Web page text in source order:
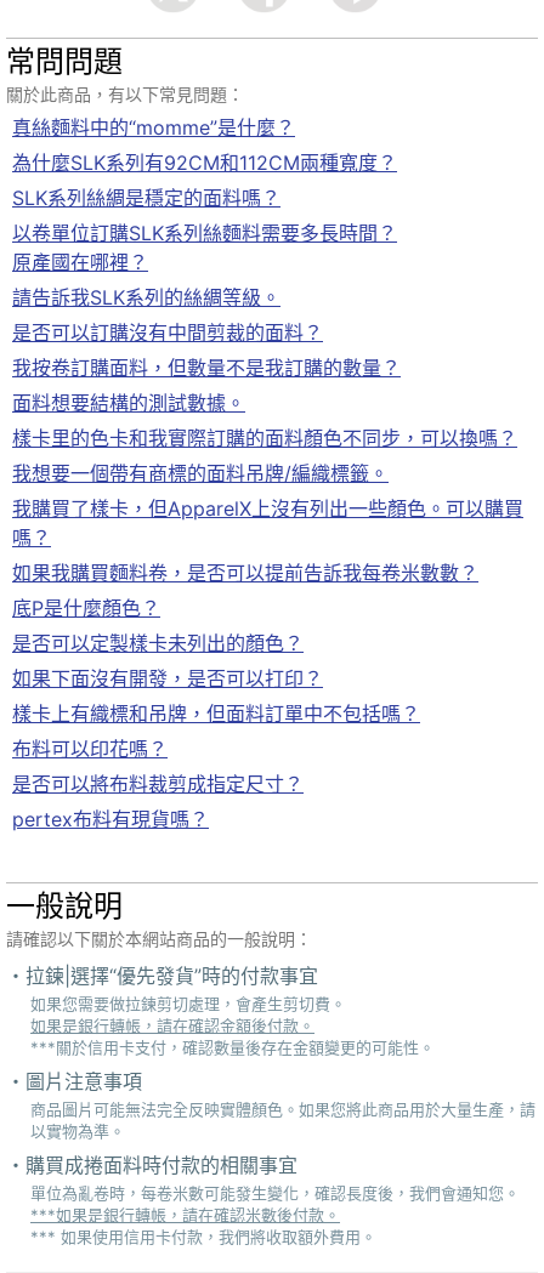
常問問題
關於此商品，有以下常見問題：
真絲麵料中的“momme”是什麼？
為什麼SLK系列有92CM和112CM兩種寬度？
SLK系列絲綢是穩定的面料嗎？
以卷單位訂購SLK系列絲麵料需要多長時間？
原產國在哪裡？
請告訴我SLK系列的絲綢等級。
是否可以訂購沒有中間剪裁的面料？
我按卷訂購面料，但數量不是我訂購的數量？
面料想要結構的測試數據。
樣卡里的色卡和我實際訂購的面料顏色不同步，可以換嗎？
我想要一個帶有商標的面料吊牌/編織標籤。
我購買了樣卡，但ApparelX上沒有列出一些顏色。可以購買
嗎？
如果我購買麵料卷，是否可以提前告訴我每卷米數數？
底P是什麼顏色？
是否可以定製樣卡未列出的顏色？
如果下面沒有開發，是否可以打印？
樣卡上有織標和吊牌，但面料訂單中不包括嗎？
布料可以印花嗎？
是否可以將布料裁剪成指定尺寸？
pertex布料有現貨嗎？
一般說明
請確認以下關於本網站商品的一般說明：
拉鍊|選擇“優先發貨”時的付款事宜
如果您需要做拉鍊剪切處理，會產生剪切費。
如果是銀行轉帳，請在確認金額後付款。
***關於信用卡支付，確認數量後存在金額變更的可能性。
圖片注意事項
商品圖片可能無法完全反映實體顏色。如果您將此商品用於大量生產，請
以實物為準。
購買成捲面料時付款的相關事宜
單位為亂卷時，每卷米數可能發生變化，確認長度後，我們會通知您。
***如果是銀行轉帳，請在確認米數後付款。
*** 如果使用信用卡付款，我們將收取額外費用。